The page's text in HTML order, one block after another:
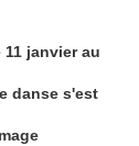
janvier au
danse s'est